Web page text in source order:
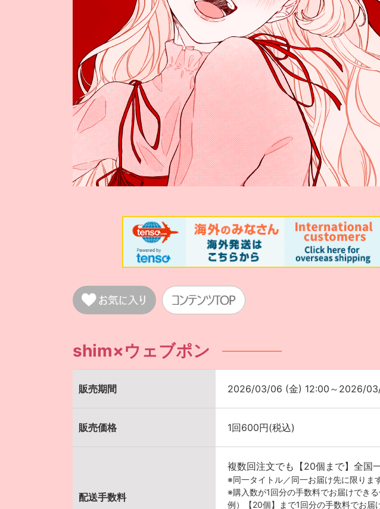
shim×ウェブポン
販売期間 2026/03/06 (金) 12:00～2026/
販売価格 1回600円(税込)
配送手数料
複数回注文でも【20個まで】全国
※同一タイトル／同一お届け先に限ります
※購入数が1回分の手数料でお届けでき
例）【20個】まで1回分の手数料でお届